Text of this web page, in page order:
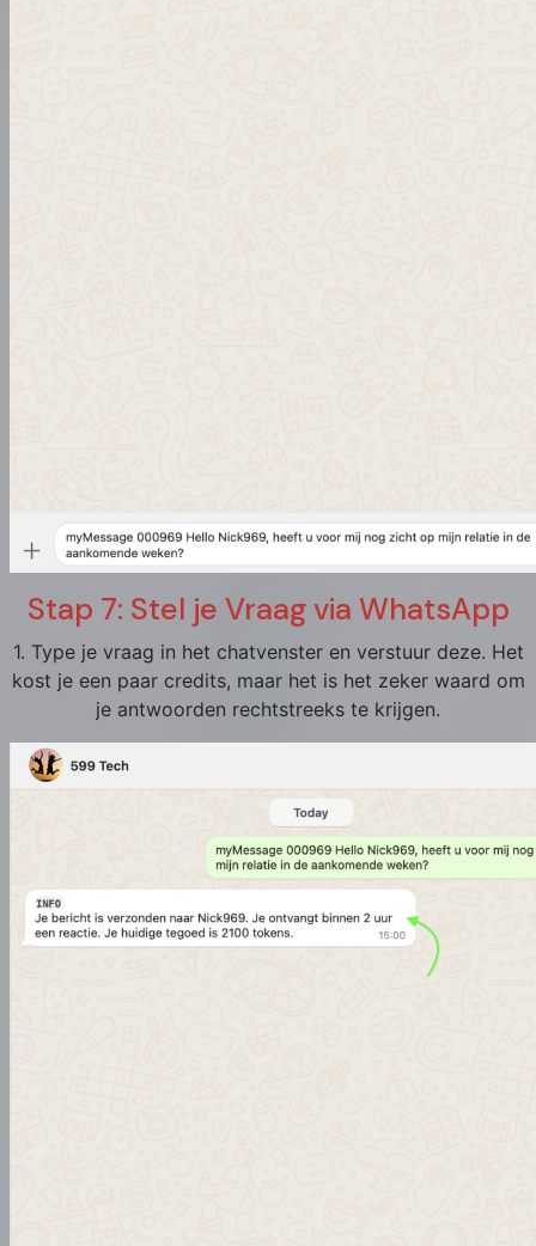
Stap 7: Stel je Vraag via WhatsApp
1. Type je vraag in het chatvenster en verstuur deze. Het
kost je een paar credits, maar het is het zeker waard om
je antwoorden rechtstreeks te krijgen.